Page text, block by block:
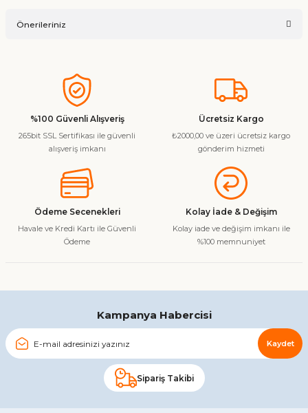
Önerileriniz
konularda yetersiz gördüğünüz noktaları öneri formunu
kullanarak tarafımıza iletebilirsiniz.
Görüş ve önerileriniz için teşekkür ederiz.
Ürün resmi kalitesiz, bozuk veya görüntülenemiyor.
Ürün bilgilerinde hatalar bulunuyor.
Ürün fiyatı diğer sitelerden daha pahalı.
Gönder
%100 Güvenli Alışveriş
265bit SSL Sertifikası ile güvenli
alışveriş imkanı
Ücretsiz Kargo
₺2000,00 ve üzeri ücretsiz kargo
gönderim hizmeti
Ödeme Secenekleri
Havale ve Kredi Kartı ile Güvenli
Ödeme
Kolay İade & Değişim
Kolay iade ve değişim imkanı ile
%100 memnuniyet
Kampanya Habercisi
Kaydet
Sipariş Takibi